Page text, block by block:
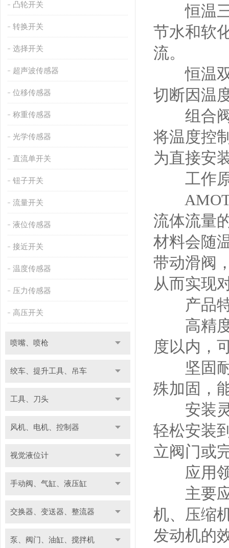
凸轮开关
转换开关
选择开关
超声波传感器
位移传感器
称重传感器
光学传感器
直流单开关
钮子开关
流量开关
液位传感器
接近开关
温度传感器
压力传感器
高压开关
喷嘴、喷枪
绞车、提升工具、吊车
工具、刀头
风机、电机、控制器
视觉液位计
手动阀、气缸、液压缸
交换器、变送器、整流器
泵、阀门、油缸、搅拌机
恒温三
节水和软
流。
恒温双
切断因温
组合阀
将温度控
为直接安
工作
AMOT
流体流量
材料会随
带动滑阀
从而实现
产品
高精度
度以内，
坚固耐
殊加固，
安装灵
轻松安装
立阀门或
应用
主要应
机、压缩
发动机的